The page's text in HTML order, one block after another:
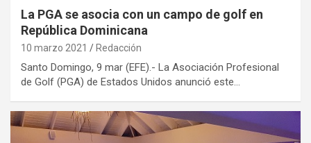
La PGA se asocia con un campo de golf en
República Dominicana
10 marzo 2021 Redacción
Santo Domingo, 9 mar (EFE).- La Asociación Profesional
de Golf (PGA) de Estados Unidos anunció este…